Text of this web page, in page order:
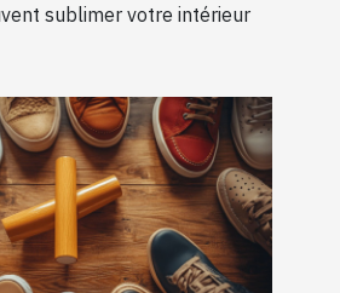
sublimer votre intérieur